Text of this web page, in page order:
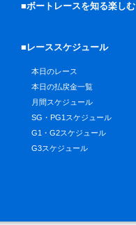
■ボートレースを知る楽しむ
■レーススケジュール
本日のレース
本日の払戻金一覧
月間スケジュール
SG・PG1スケジュール
G1・G2スケジュール
G3スケジュール